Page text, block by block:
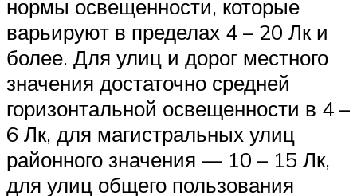
нормы освещенности, которые
варьируют в пределах 4 – 20 Лк и
более. Для улиц и дорог местного
значения достаточно средней
горизонтальной освещенности в 4 –
6 Лк, для магистральных улиц
районного значения — 10 – 15 Лк,
для улиц общего пользования